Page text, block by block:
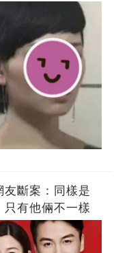
斷案：同樣是
只有他倆不一樣